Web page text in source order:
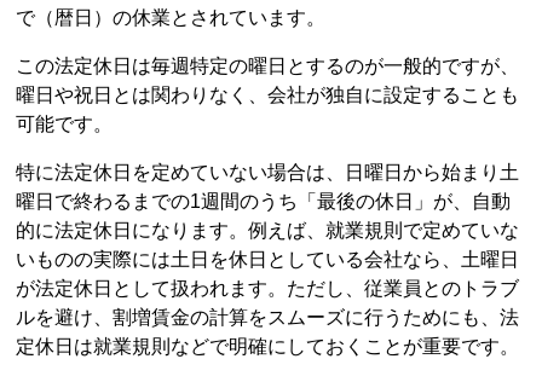
で（暦日）の休業とされています。
この法定休日は毎週特定の曜日とするのが一般的ですが、
曜日や祝日とは関わりなく、会社が独自に設定することも
可能です。
特に法定休日を定めていない場合は、日曜日から始まり土
曜日で終わるまでの1週間のうち「最後の休日」が、自動
的に法定休日になります。例えば、就業規則で定めていな
いものの実際には土日を休日としている会社なら、土曜日
が法定休日として扱われます。ただし、従業員とのトラブ
ルを避け、割増賃金の計算をスムーズに行うためにも、法
定休日は就業規則などで明確にしておくことが重要です。